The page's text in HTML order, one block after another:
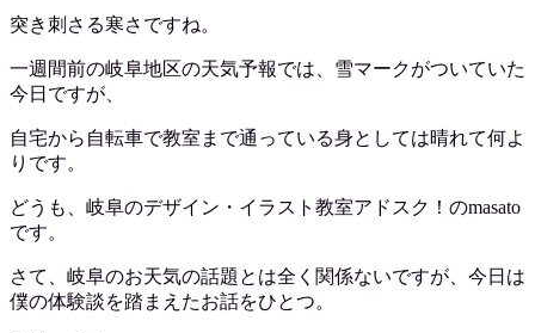
突き刺さる寒さですね。
一週間前の岐阜地区の天気予報では、雪マークがついていた
今日ですが、
自宅から自転車で教室まで通っている身としては晴れて何よ
りです。
どうも、岐阜のデザイン・イラスト教室アドスク！のmasato
です。
さて、岐阜のお天気の話題とは全く関係ないですが、今日は
僕の体験談を踏まえたお話をひとつ。